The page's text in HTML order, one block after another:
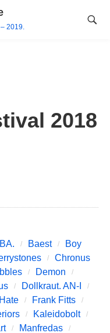
2019.
2018
BA. Baest
Boy
Chronus
Demon
Dollkraut. AN-I
Frank Fitts
Kaleidobolt
Manfredas